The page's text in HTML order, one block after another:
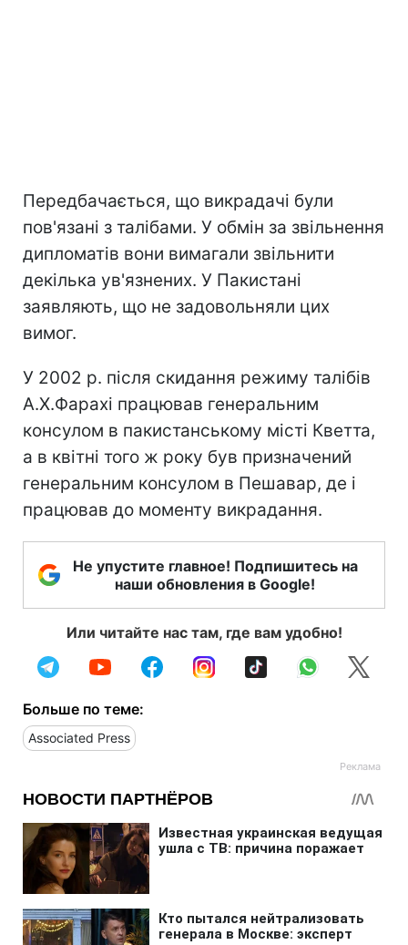
Передбачається, що викрадачі були
пов'язані з талібами. У обмін за звільнення
дипломатів вони вимагали звільнити
декілька ув'язнених. У Пакистані
заявляють, що не задовольняли цих
вимог.
У 2002 р. після скидання режиму талібів
А.Х.Фарахі працював генеральним
консулом в пакистанському місті Кветта,
а в квітні того ж року був призначений
генеральним консулом в Пешавар, де і
працював до моменту викрадання.
Не упустите главное! Подпишитесь на
наши обновления в Google!
Или читайте нас там, где вам удобно!
Больше по теме:
Associated Press